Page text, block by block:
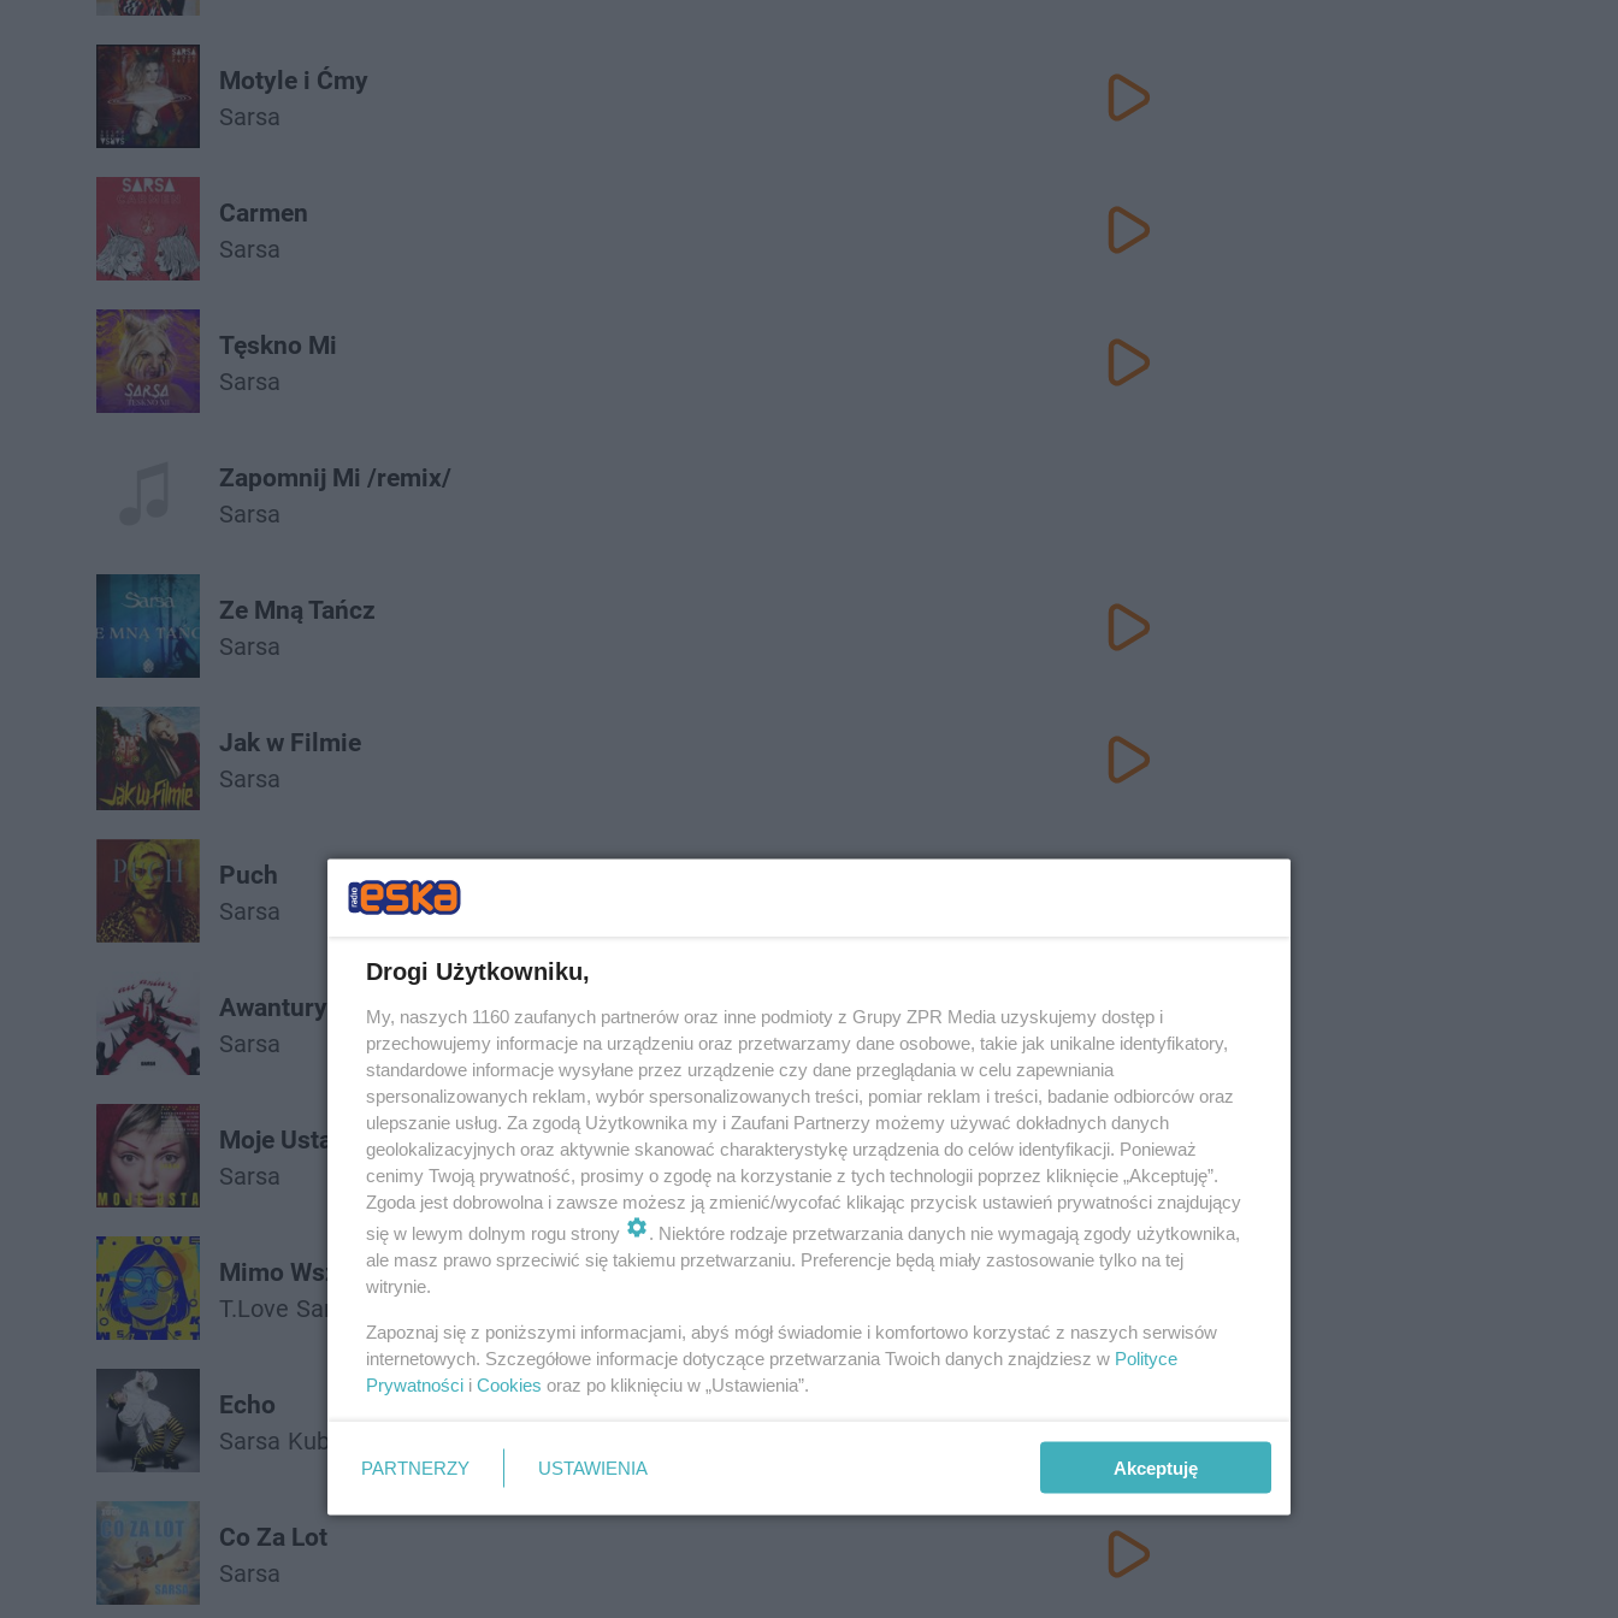
Motyle i Ćmy
Sarsa
Carmen
Sarsa
Tęskno Mi
Sarsa
Zapomnij Mi /remix/
Sarsa
Ze Mną Tańcz
Sarsa
Jak w Filmie
Sarsa
Puch
Sarsa
Awantury
Sarsa
Moje Usta
Sarsa
Mimo Wszystko
T.Love Sarsa
Echo
Sarsa Kuba Galiński
Co Za Lot
Sarsa
Drogi Użytkowniku,
My, naszych 1160 zaufanych partnerów oraz inne podmioty z Grupy ZPR Media uzyskujemy dostęp i
przechowujemy informacje na urządzeniu oraz przetwarzamy dane osobowe, takie jak unikalne identyfikatory,
standardowe informacje wysyłane przez urządzenie czy dane przeglądania w celu zapewniania
spersonalizowanych reklam, wybór spersonalizowanych treści, pomiar reklam i treści, badanie odbiorców oraz
ulepszanie usług. Za zgodą Użytkownika my i Zaufani Partnerzy możemy używać dokładnych danych
geolokalizacyjnych oraz aktywnie skanować charakterystykę urządzenia do celów identyfikacji. Ponieważ
cenimy Twoją prywatność, prosimy o zgodę na korzystanie z tych technologii poprzez kliknięcie „Akceptuję”.
Zgoda jest dobrowolna i zawsze możesz ją zmienić/wycofać klikając przycisk ustawień prywatności znajdujący
się w lewym dolnym rogu strony
. Niektóre rodzaje przetwarzania danych nie wymagają zgody użytkownika,
ale masz prawo sprzeciwić się takiemu przetwarzaniu. Preferencje będą miały zastosowanie tylko na tej
witrynie.
Zapoznaj się z poniższymi informacjami, abyś mógł świadomie i komfortowo korzystać z naszych serwisów
internetowych. Szczegółowe informacje dotyczące przetwarzania Twoich danych znajdziesz w Polityce
Prywatności i Cookies oraz po kliknięciu w „Ustawienia”.
PARTNERZY USTAWIENIA Akceptuję